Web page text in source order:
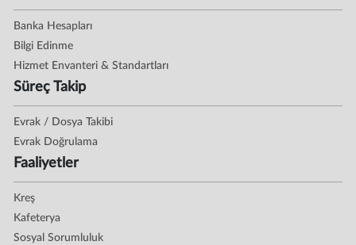
Banka Hesapları
Bilgi Edinme
Hizmet Envanteri & Standartları
Süreç Takip
Evrak / Dosya Takibi
Evrak Doğrulama
Faaliyetler
Kreş
Kafeterya
Sosyal Sorumluluk